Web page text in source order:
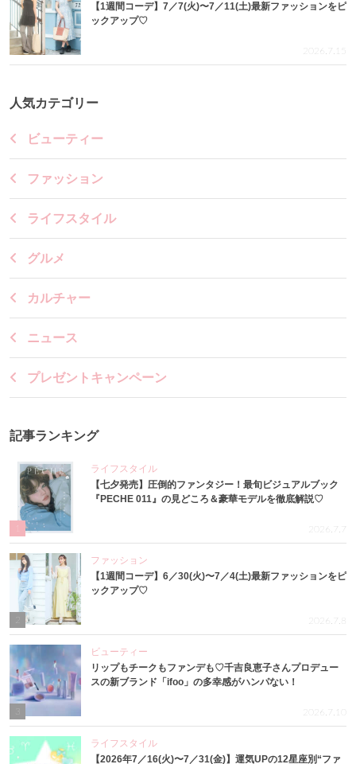
【1週間コーデ】7／7(火)〜7／11(土)最新ファッションをピ
ックアップ♡
2026.7.15
人気カテゴリー
ビューティー
ファッション
ライフスタイル
グルメ
カルチャー
ニュース
プレゼントキャンペーン
記事ランキング
ライフスタイル
【七夕発売】圧倒的ファンタジー！最旬ビジュアルブック
『PECHE 011』の見どころ＆豪華モデルを徹底解説♡
2026.7.7
ファッション
【1週間コーデ】6／30(火)〜7／4(土)最新ファッションをピ
ックアップ♡
2026.7.8
3
ビューティー
リップもチークもファンデも♡千吉良恵子さんプロデュー
スの新ブランド「ifoo」の多幸感がハンパない！
2026.7.10
ライフスタイル
【2026年7／16(火)〜7／31(金)】運気UPの12星座別“ファ